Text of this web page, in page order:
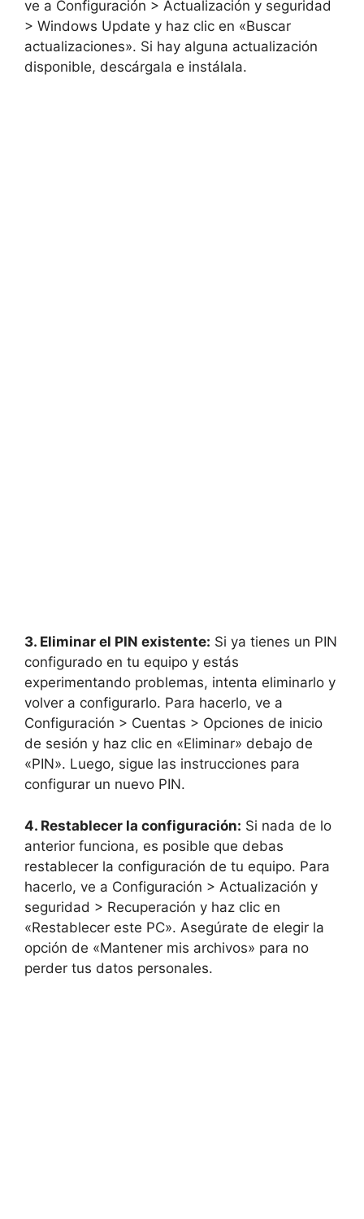
ve a Configuración > Actualización y seguridad
> Windows Update y haz clic en «Buscar
actualizaciones». Si hay alguna actualización
disponible, descárgala e instálala.
3. Eliminar el PIN existente: Si ya tienes un PIN
configurado en tu equipo y estás
experimentando problemas, intenta eliminarlo y
volver a configurarlo. Para hacerlo, ve a
Configuración > Cuentas > Opciones de inicio
de sesión y haz clic en «Eliminar» debajo de
«PIN». Luego, sigue las instrucciones para
configurar un nuevo PIN.
4. Restablecer la configuración: Si nada de lo
anterior funciona, es posible que debas
restablecer la configuración de tu equipo. Para
hacerlo, ve a Configuración > Actualización y
seguridad > Recuperación y haz clic en
«Restablecer este PC». Asegúrate de elegir la
opción de «Mantener mis archivos» para no
perder tus datos personales.